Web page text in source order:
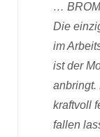
…
Die
im
ist der
anbringt.
kraftvoll
fallen